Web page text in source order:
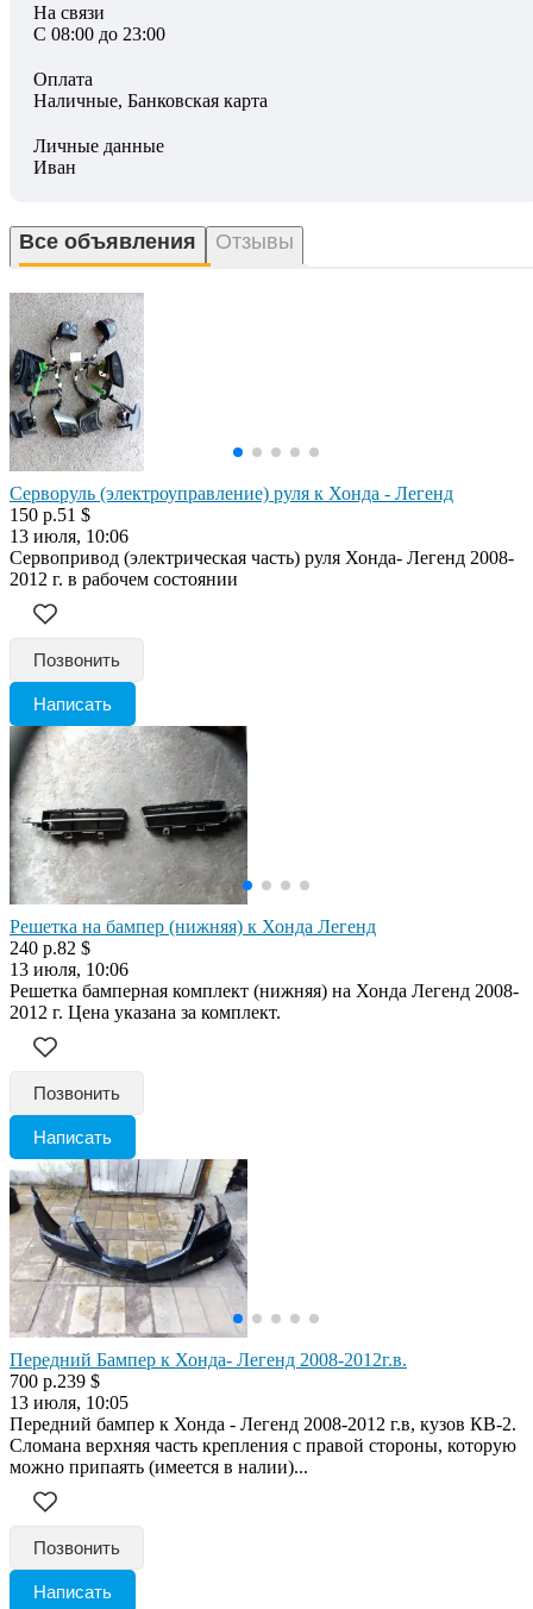
На связи
С 08:00 до 23:00
Оплата
Наличные, Банковская карта
Личные данные
Иван
Все объявления Отзывы
Серворуль (электроуправление) руля к Хонда - Легенд
150 р.51 $
13 июля, 10:06
Сервопривод (электрическая часть) руля Хонда- Легенд 2008-
2012 г. в рабочем состоянии
Позвонить
Написать
Решетка на бампер (нижняя) к Хонда Легенд
240 р.82 $
13 июля, 10:06
Решетка бамперная комплект (нижняя) на Хонда Легенд 2008-
2012 г. Цена указана за комплект.
Позвонить
Написать
Передний Бампер к Хонда- Легенд 2008-2012г.в.
700 р.239 $
13 июля, 10:05
Передний бампер к Хонда - Легенд 2008-2012 г.в, кузов КВ-2.
Сломана верхняя часть крепления с правой стороны, которую
можно припаять (имеется в налии)...
Позвонить
Написать